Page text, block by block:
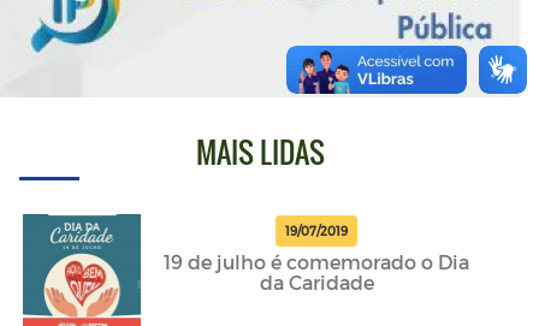
MAIS LIDAS
19/07/2019
19 de julho é comemorado o Dia
da Caridade